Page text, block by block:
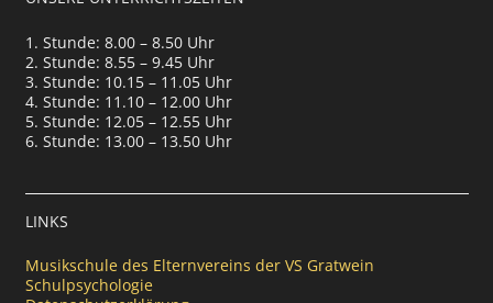
1. Stunde: 8.00 – 8.50 Uhr
2. Stunde: 8.55 – 9.45 Uhr
3. Stunde: 10.15 – 11.05 Uhr
4. Stunde: 11.10 – 12.00 Uhr
5. Stunde: 12.05 – 12.55 Uhr
6. Stunde: 13.00 – 13.50 Uhr
LINKS
Musikschule des Elternvereins der VS Gratwein
Schulpsychologie